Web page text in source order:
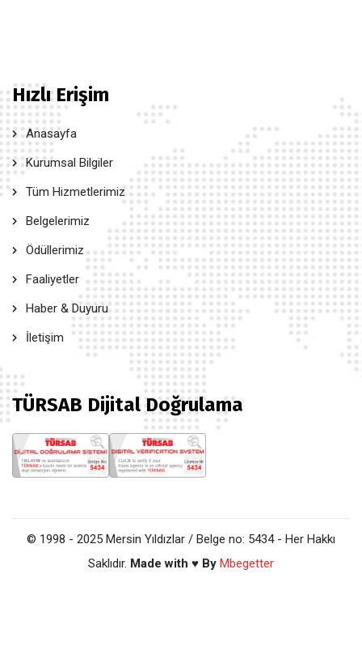
Hızlı Erişim
Anasayfa
Kurumsal Bilgiler
Tüm Hizmetlerimiz
Belgelerimiz
Ödüllerimiz
Faaliyetler
Haber & Duyuru
İletişim
TÜRSAB Dijital Doğrulama
© 1998 - 2025 Mersin Yıldızlar / Belge no: 5434 - Her Hakkı
Saklıdır. Made with ♥ By Mbegetter